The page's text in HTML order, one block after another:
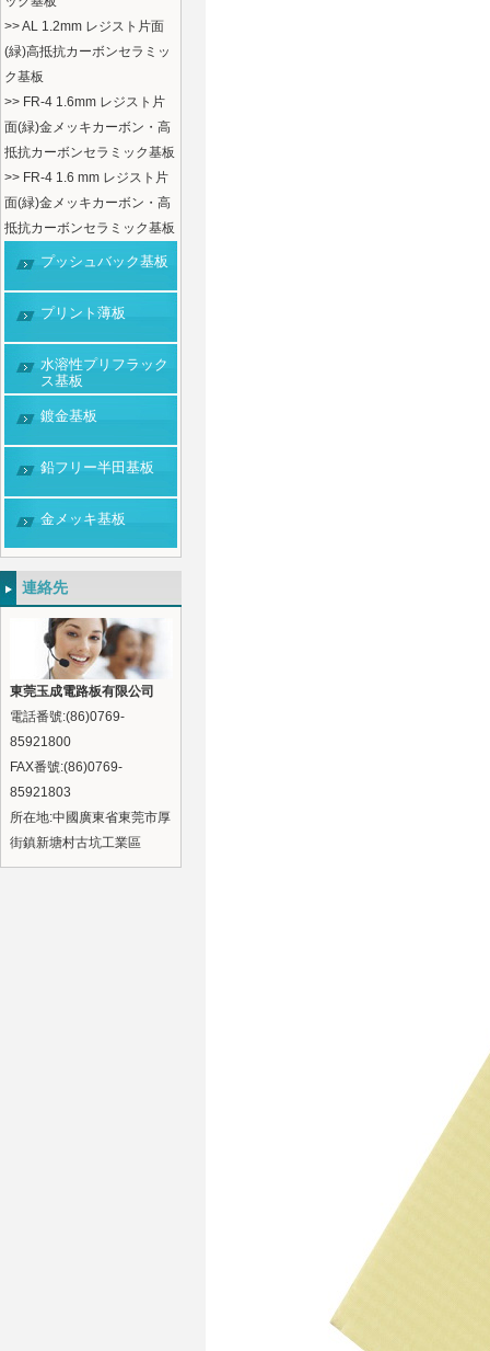
>> AL 1.2mm レジスト片面
(緑)高抵抗カーボンセラミッ
ク基板
>> FR-4 1.6mm レジスト片
面(緑)金メッキカーボン・高
抵抗カーボンセラミック基板
>> FR-4 1.6 mm レジスト片
面(緑)金メッキカーボン・高
抵抗カーボンセラミック基板
プッシュバック基板
プリント薄板
水溶性プリフラック
ス基板
鍍金基板
鉛フリー半田基板
金メッキ基板
連絡先
東莞玉成電路板有限公司
電話番號:(86)0769-
85921800
FAX番號:(86)0769-
85921803
所在地:中國廣東省東莞市厚
街鎮新塘村古坑工業區